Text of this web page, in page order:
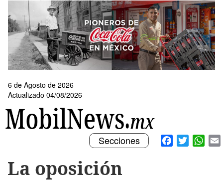
contenido
principal
6 de Agosto de 2026
Actualizado 04/08/2026
Facebook
Twitter
Toggle
navigation
Secciones
La oposición